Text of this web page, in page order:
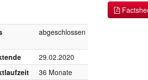
abgeschlossen
29.02.2020
36 Monate